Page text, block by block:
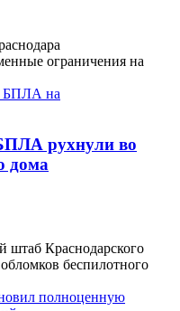
ограничения на
рухнули во
дома
штаб Краснодарского
беспилотного